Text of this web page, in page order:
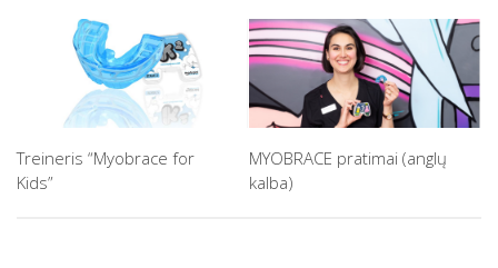
Treineris “Myobrace for
Kids”
MYOBRACE pratimai (anglų
kalba)